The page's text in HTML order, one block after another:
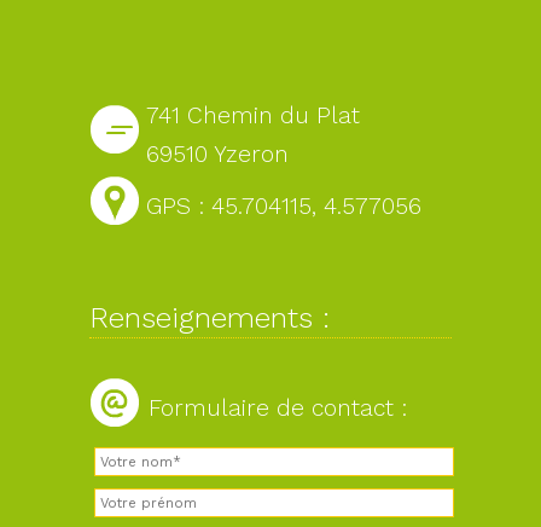
741 Chemin du Plat
69510 Yzeron
GPS : 45.704115, 4.577056
Renseignements :
Formulaire de contact :